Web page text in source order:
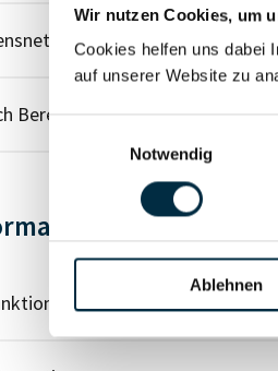
Wir nutzen Cookies, um
Cookies helfen uns dabei
auf unserer Website zu
Einwilligungsauswahl
Notwendig
Ablehnen
Berechtigten Pfad